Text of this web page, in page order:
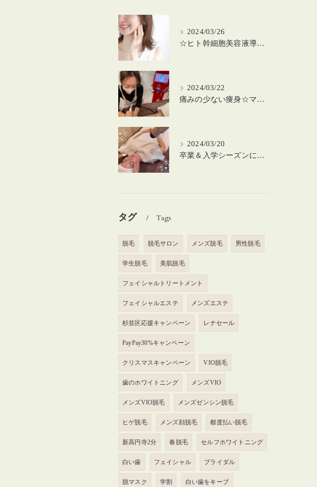
2024/03/26
☆ヒト幹細胞美容液導入の美肌顔脱毛☆
2024/03/22
痛みの少ない痩身☆マシーンを使った筋膜リリース！
2024/03/20
卒業＆入学シーズンにお肌のメンテナンスを♪
タグ Tags
脱毛 脱毛サロン メンズ脱毛 男性脱毛
学生脱毛 美肌脱毛
フェイシャルトリートメント
フェイシャルエステ メンズエステ
杉並区応援キャンペーン レナセール
PayPay30%キャンペーン
クリスマスキャンペーン VIO脱毛
歯のホワイトニング メンズVIO
メンズVIO脱毛 メンズゼンシン脱毛
ヒゲ脱毛 メンズ顔脱毛 都度払い脱毛
新高円寺2分 春脱毛 セルフホワイトニング
白い歯 フェイシャル ブライダル
脱マスク 学割 白い歯をキープ